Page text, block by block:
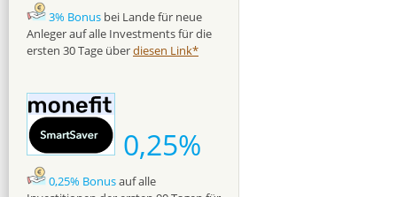
3% Bonus bei Lande für neue
Anleger auf alle Investments für die
ersten 30 Tage überdiesen Link*
0,25%
0,25% Bonusauf alle